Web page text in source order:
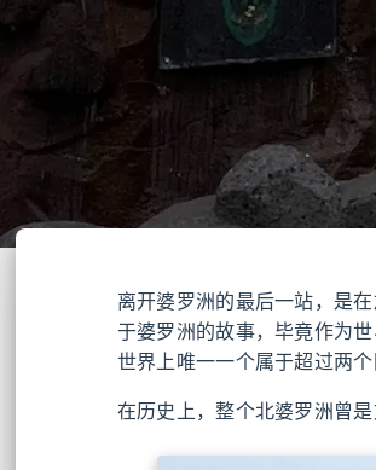
离开婆罗洲的最后一站，是
于婆罗洲的故事，毕竟作为
世界上唯一一个属于超过两
在历史上，整个北婆罗洲曾是